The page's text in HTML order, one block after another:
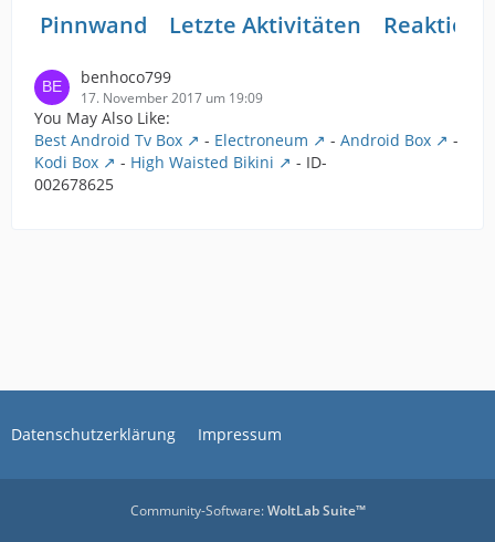
Pinnwand Letzte Aktivitäten
benhoco799
17. November 2017 um 19:09
You May Also Like:
Best Android Tv Box
- Electroneum - Android Box
-
Kodi Box
- High Waisted Bikini
- ID-
002678625
Datenschutzerklärung Impressum
Community-Software:WoltLab Suite™